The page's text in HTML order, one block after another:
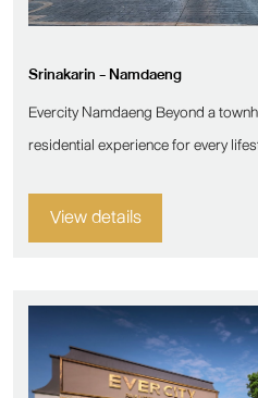
Srinakarin - Namdaeng
Evercity Namdaeng Beyond a
residential experience for every
View details